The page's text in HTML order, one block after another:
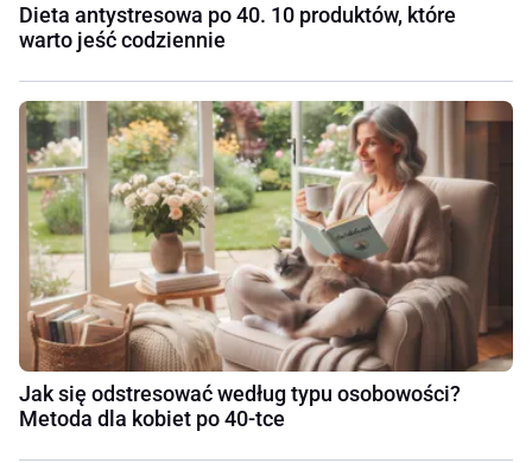
Dieta antystresowa po 40. 10 produktów, które
warto jeść codziennie
Jak się odstresować według typu osobowości?
Metoda dla kobiet po 40-tce